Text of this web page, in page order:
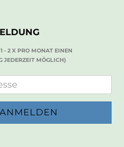
- 2 X PRO MONAT EINEN
JEDERZEIT MÖGLICH)